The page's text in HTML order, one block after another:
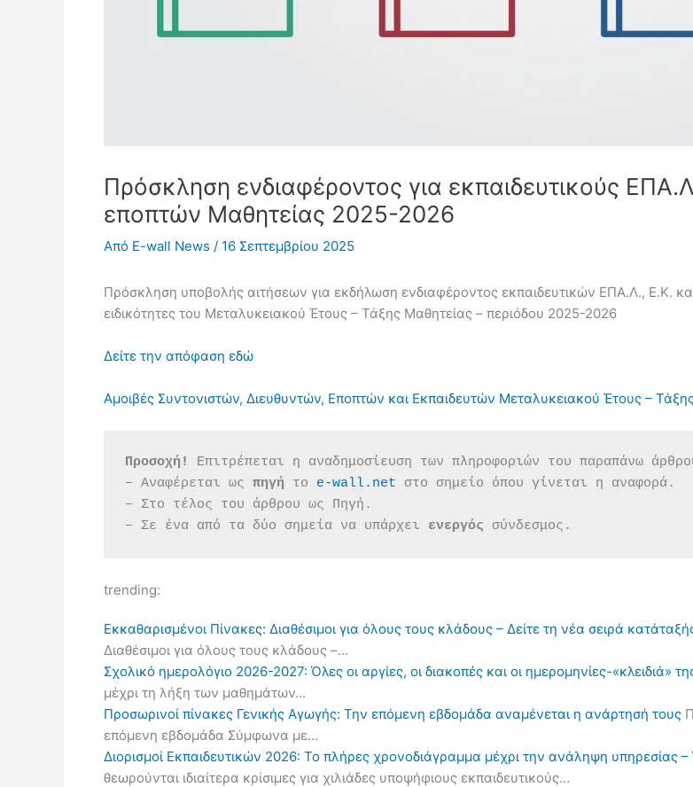
Πρόσκληση ενδιαφέροντος για εκπαιδευτικούς
εποπτών Μαθητείας 2025-2026
Από E-wall News / 16 Σεπτεμβρίου 2025
Πρόσκληση υποβολής αιτήσεων για εκδήλωση ενδιαφέροντος εκπαιδευτικών ΕΠΑ.Λ., Ε.Κ.
ειδικότητες του Μεταλυκειακού Έτους – Τάξης Μαθητείας – περιόδου 2025-2026
Δείτε την απόφαση εδώ
Αμοιβές Συντονιστών, Διευθυντών, Εποπτών και Εκπαιδευτών Μεταλυκειακού Έτους –
Προσοχή!
Επιτρέπεται η αναδημοσίευση των πληροφοριών του παραπάνω
– Αναφέρεται ως πηγή το e-wall.net στο σημείο όπου γίνεται η αναφορά.
– Στο τέλος του άρθρου ως Πηγή.
– Σε ένα από τα δύο σημεία να υπάρχει ενεργός σύνδεσμος.
trending:
Εκκαθαρισμένοι Πίνακες: Διαθέσιμοι για όλους τους κλάδους – Δείτε τη νέα σειρά
Διαθέσιμοι για όλους τους κλάδους –…
Σχολικό ημερολόγιο 2026-2027: Όλες οι αργίες, οι διακοπές και οι ημερομηνίες-«κλειδιά»
μέχρι τη λήξη των μαθημάτων…
Προσωρινοί πίνακες Γενικής Αγωγής: Την επόμενη εβδομάδα αναμένεται η ανάρτησή τους
επόμενη εβδομάδα Σύμφωνα με…
Διορισμοί Εκπαιδευτικών 2026: Το πλήρες χρονοδιάγραμμα μέχρι την ανάληψη υπηρεσίας
θεωρούνται ιδιαίτερα κρίσιμες για χιλιάδες υποψήφιους εκπαιδευτικούς…